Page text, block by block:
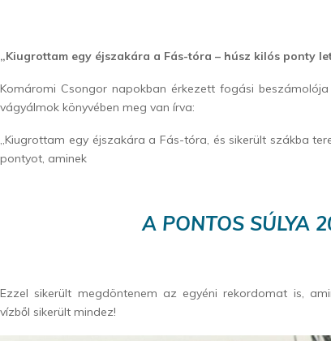
„Kiugrottam egy éjszakára a Fás-tóra – húsz kilós ponty
Komáromi Csongor napokban érkezett fogási
vágyálmok könyvében meg van írva:
„Kiugrottam egy éjszakára a Fás-tóra, és sikerült szákba
pontyot, aminek
A PONTOS SÚLYA
Ezzel sikerült megdöntenem az egyéni rekordomat is,
vízből sikerült mindez!